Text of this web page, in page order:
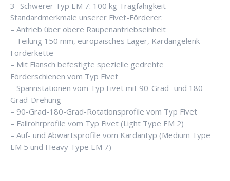
3- Schwerer Typ EM 7: 100 kg Tragfähigkeit
Standardmerkmale unserer Fivet-Förderer:
– Antrieb über obere Raupenantriebseinheit
– Teilung 150 mm, europäisches Lager, Kardangelenk-
Förderkette
– Mit Flansch befestigte spezielle gedrehte
Förderschienen vom Typ Fivet
– Spannstationen vom Typ Fivet mit 90-Grad- und 180-
Grad-Drehung
– 90-Grad-180-Grad-Rotationsprofile vom Typ Fivet
– Fallrohrprofile vom Typ Fivet (Light Type EM 2)
– Auf- und Abwärtsprofile vom Kardantyp (Medium Type
EM 5 und Heavy Type EM 7)